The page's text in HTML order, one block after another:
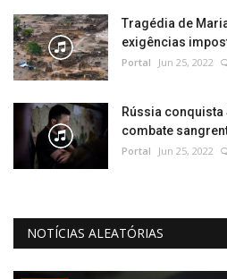
Tragédia de
exigências
Portal Jun 25, 2022
Rússia
combate
Portal Jun 25, 2022
NOTÍCIAS ALEATÓRIAS